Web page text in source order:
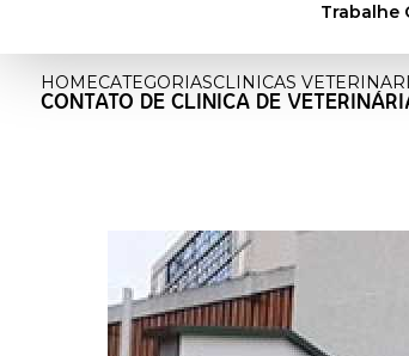
HOMECATEGORIASCLINICAS
CONTATO DE CLINICA DE